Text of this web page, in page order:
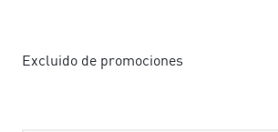
Excluido de promociones